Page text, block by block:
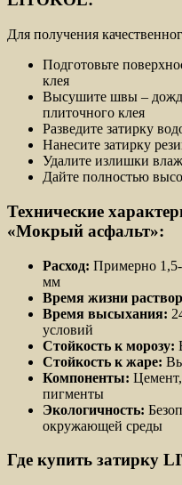
Для получения
Подготовьте
клея
Высушите швы –
плиточного клея
Разведите затирку
Нанесите затирку
Удалите излишки
Дайте полностью
Технические
«Мокрый асфальт»:
Расход: Примерно
мм
Время жизни
Время высыхания:
условий
Стойкость к морозу:
Стойкость к жаре:
Компоненты:
пигменты
Экологичность:
окружающей среды
Где купить затирку